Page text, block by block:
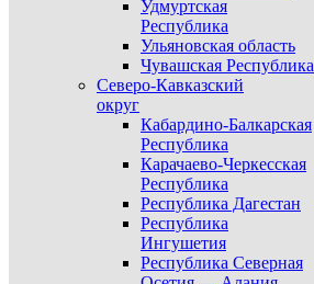
Удмуртская
Республика
Ульяновская область
Чувашская Республика
Северо-Кавказский
округ
Кабардино-Балкарская
Республика
Карачаево-Черкесская
Республика
Республика Дагестан
Республика
Ингушетия
Республика Северная